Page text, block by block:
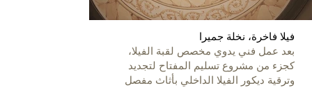
فيلا فاخرة، نخلة جميرا
بعد عمل فني يدوي مخصص لقبة الفيلا،
كجزء من مشروع تسليم المفتاح لتجديد
وترقية ديكور الفيلا الداخلي بأثاث مفصل